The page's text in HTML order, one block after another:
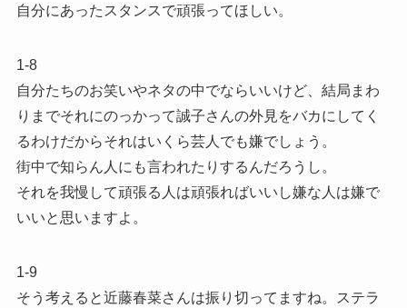
自分にあったスタンスで頑張ってほしい。
1-8
自分たちのお笑いやネタの中でならいいけど、結局まわ
りまでそれにのっかって誠子さんの外見をバカにしてく
るわけだからそれはいくら芸人でも嫌でしょう。
街中で知らん人にも言われたりするんだろうし。
それを我慢して頑張る人は頑張ればいいし嫌な人は嫌で
いいと思いますよ。
1-9
そう考えると近藤春菜さんは振り切ってますね。ステラ